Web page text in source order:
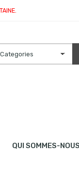
QUI SOMMES-